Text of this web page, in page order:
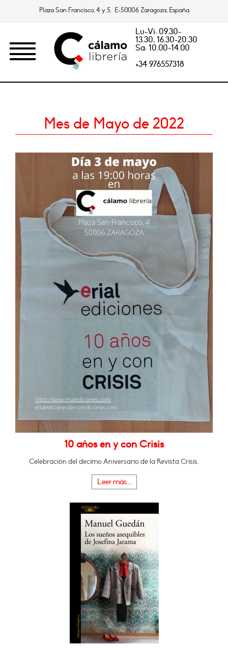
Plaza San Francisco, 4 y 5. E-50006 Zaragoza, España
Lu-Vi: 09.30-
13.30, 16.30-20.30
Sa: 10.00-14.00
+34 976557318
Mes de Mayo de 2022
10 años en y con Crisis
Celebración del decimo Aniversario de la Revista Crisis.
Leer más...